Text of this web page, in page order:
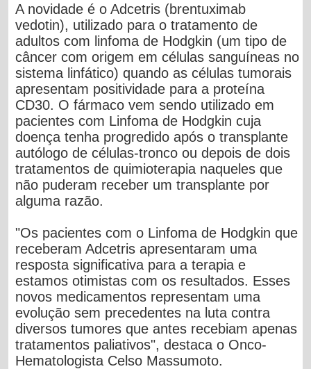
A novidade é o Adcetris (brentuximab
vedotin), utilizado para o tratamento de
adultos com linfoma de Hodgkin (um tipo de
câncer com origem em células sanguíneas no
sistema linfático) quando as células tumorais
apresentam positividade para a proteína
CD30. O fármaco vem sendo utilizado em
pacientes com Linfoma de Hodgkin cuja
doença tenha progredido após o transplante
autólogo de células-tronco ou depois de dois
tratamentos de quimioterapia naqueles que
não puderam receber um transplante por
alguma razão.
"Os pacientes com o Linfoma de Hodgkin que
receberam Adcetris apresentaram uma
resposta significativa para a terapia e
estamos otimistas com os resultados. Esses
novos medicamentos representam uma
evolução sem precedentes na luta contra
diversos tumores que antes recebiam apenas
tratamentos paliativos", destaca o Onco-
Hematologista Celso Massumoto.